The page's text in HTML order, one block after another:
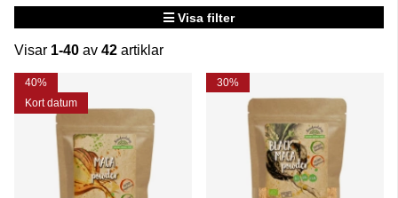
Visa filter
Visar 1-40 av 42 artiklar
Produkter
40%
Kort datum
30%